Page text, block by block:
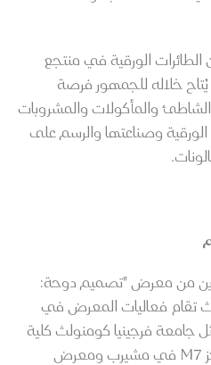
الطائرات الورقية في منتجع
خلاله للجمهور فرصة
والمأكولات والمشروبات
الورقية وصناعتها والرسم على
من معرض "تصميم دوحة:
5 مارس، حيث تقام فعاليات المعرض في
جامعة فرجينيا كومنولث كلية
فنون التصميم في قطر ومركز M7 في مشيرب ومعرض